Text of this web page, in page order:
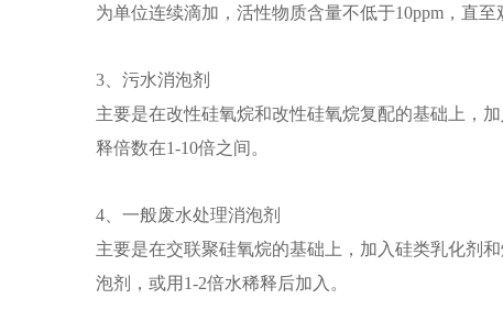
为单位连续滴加，活性物质含量不低于10ppm，直
3、污水消泡剂
主要是在改性硅氧烷和改性硅氧烷复配的基础上，
释倍数在1-10倍之间。
4、一般废水处理消泡剂
主要是在交联聚硅氧烷的基础上，加入硅类乳化剂
泡剂，或用1-2倍水稀释后加入。